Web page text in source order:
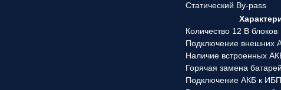
Статический By-pass
Количество 12 В блоков
Подключение внешних
Наличие встроенных
Горячая замена батарей
Подключение АКБ к ИБП